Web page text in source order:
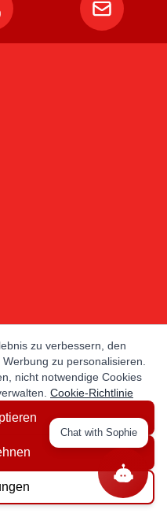
CANADA
zu verbessern, den
zu personalisieren.
nicht notwendige Cookies
Cookie-Richtlinie
Chat with Sophie
instantly